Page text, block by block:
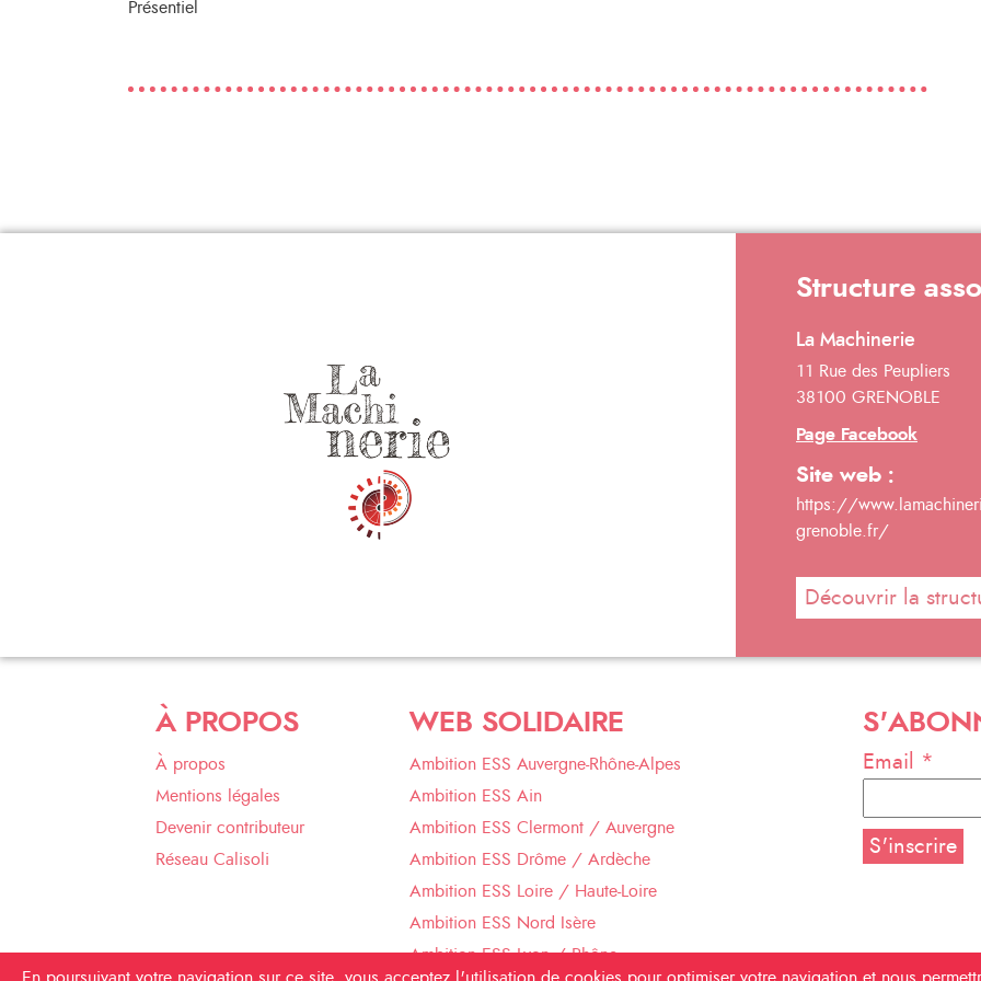
Présentiel
Structure
La Machinerie
11 Rue des Peupliers
38100 GRENOBLE
Page Facebook
Site web :
https://
grenoble.fr/
Découvrir la
À PROPOS
À propos
Mentions légales
Devenir contributeur
Réseau Calisoli
WEB SOLIDAIRE
Ambition ESS Auvergne-Rhône-Alpes
Ambition ESS Ain
Ambition ESS Clermont / Auvergne
Ambition ESS Drôme / Ardèche
Ambition ESS Loire / Haute-Loire
Ambition ESS Nord Isère
Ambition ESS Lyon / Rhône
Email *